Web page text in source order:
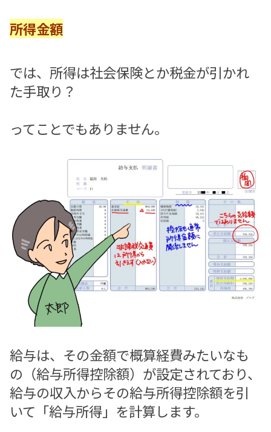
所得金額
では、所得は社会保険とか税金が引かれ
た手取り？
ってことでもありません。
給与は、その金額で概算経費みたいなも
の（給与所得控除額）が設定されており、
給与の収入からその給与所得控除額を引
いて「給与所得」を計算します。